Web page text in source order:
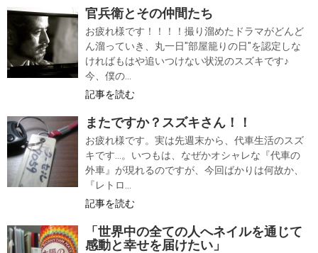
官兵衛とその仲間たち
お疲れ様です！！！！撮り溜めたドラマがどんど
ん溜っていき、丸一日"部屋籠りの日"を認定しな
ければもはや追いつけない状況のスズキです♪
今、僕の...
記事を読む
またですか？スズキさん！！
お疲れ様です。実は先週末から、代車生活のスズ
キです…。いつもは、なぜかオシャレな『代車の
外車』が現れるのですが、今回ばかりは何故か、
『レトロ...
記事を読む
「世界中の全ての人へネイルを通じて
感動と幸せを届けたい」